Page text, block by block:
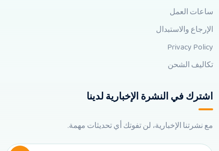
ساعات العمل
الإرجاع والاستبدال
Privacy Policy
تكاليف الشحن
اشترك في النشرة الإخبارية لدينا
مع نشرتنا الإخبارية، لن تفوتك أي تحديثات مهمة.